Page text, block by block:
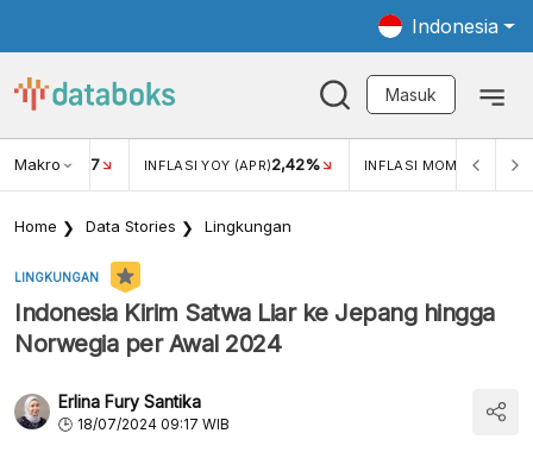
Indonesia
Masuk
Makro
USD/IDR 17 INFLASI YOY (APR)2,42% INFLASI MOM (MAR)
Home Data Stories Lingkungan
LINGKUNGAN
Indonesia Kirim Satwa Liar ke Jepang hingga
Norwegia per Awal 2024
Erlina Fury Santika
18/07/2024 09:17 WIB